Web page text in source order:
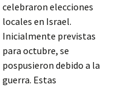
celebraron elecciones
locales en Israel.
Inicialmente previstas
para octubre, se
pospusieron debido a la
guerra. Estas